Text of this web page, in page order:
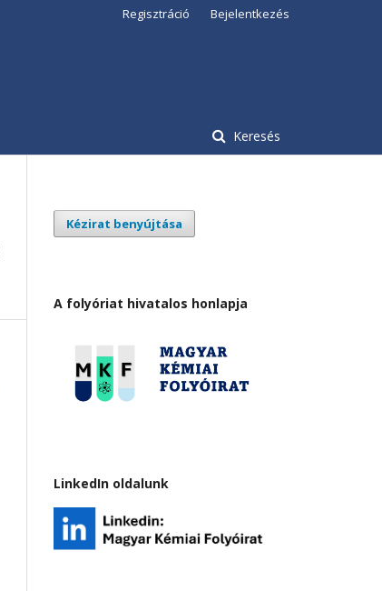
Keresés
Regisztráció Bejelentkezés
Kézirat benyújtása
A folyóriat hivatalos honlapja
LinkedIn oldalunk